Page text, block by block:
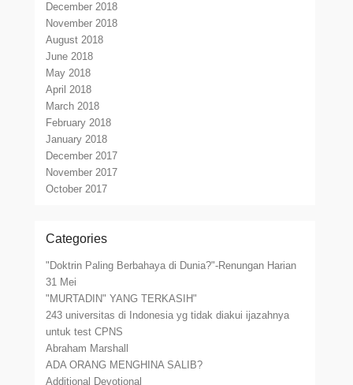
December 2018
November 2018
August 2018
June 2018
May 2018
April 2018
March 2018
February 2018
January 2018
December 2017
November 2017
October 2017
Categories
"Doktrin Paling Berbahaya di Dunia?"-Renungan Harian
31 Mei
"MURTADIN" YANG TERKASIH"
243 universitas di Indonesia yg tidak diakui ijazahnya
untuk test CPNS
Abraham Marshall
ADA ORANG MENGHINA SALIB?
Additional Devotional